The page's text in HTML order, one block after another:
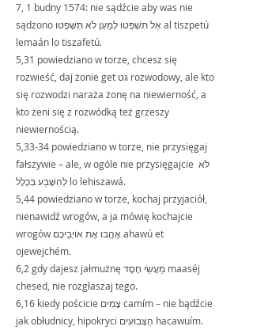
7, 1 budny 1574: nie sądźcie aby was nie
sądzono אַל תִּשְׁפְּטוּ לְמַעַן לֹא תִּשָּׁפְטוּ al tiszpetú
lemaán lo tiszafetú.
5,31 powiedziano w torze, chcesz się
rozwieść, daj żonie get גט rozwodowy, ale kto
się rozwodzi naraża żonę na niewierność, a
kto żeni się z rozwódką też grzeszy
niewiernością.
5,33-34 powiedziano w torze, nie przysięgaj
fałszywie – ale, w ogóle nie przysięgajcie לֹּא
לְהִשָּׁבַע בִּכְלָל lo lehiszawá.
5,44 powiedziano w torze, kochaj przyjaciół,
nienawidź wrogów, a ja mówię kochajcie
wrogów אֶהֱבוּ אֶת אוֹיְבֵיכֶם ahawú et
ojewejchém.
6,2 gdy dajesz jałmużnę מַעֲשֵׂי חֶסֶד maaséj
chesed, nie rozgłaszaj tego.
6,16 kiedy pościcie צָמִים camím – nie bądźcie
jak obłudnicy, hipokryci הַצְּבוּעִים hacawuím.